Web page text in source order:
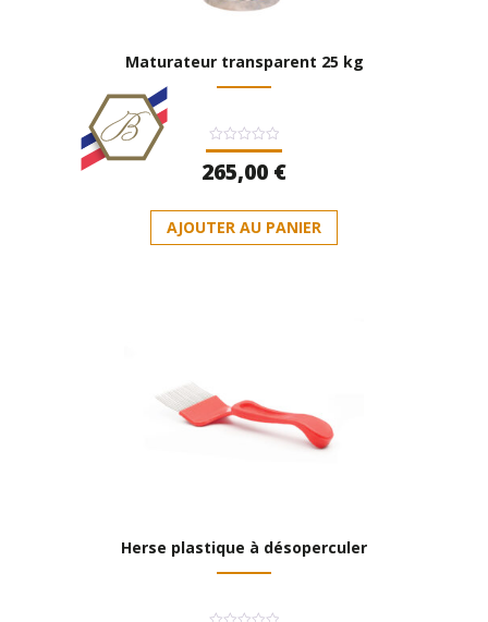
Maturateur transparent 25 kg
Note
0
sur
265,00 €
AJOUTER AU PANIER
Herse plastique à désoperculer